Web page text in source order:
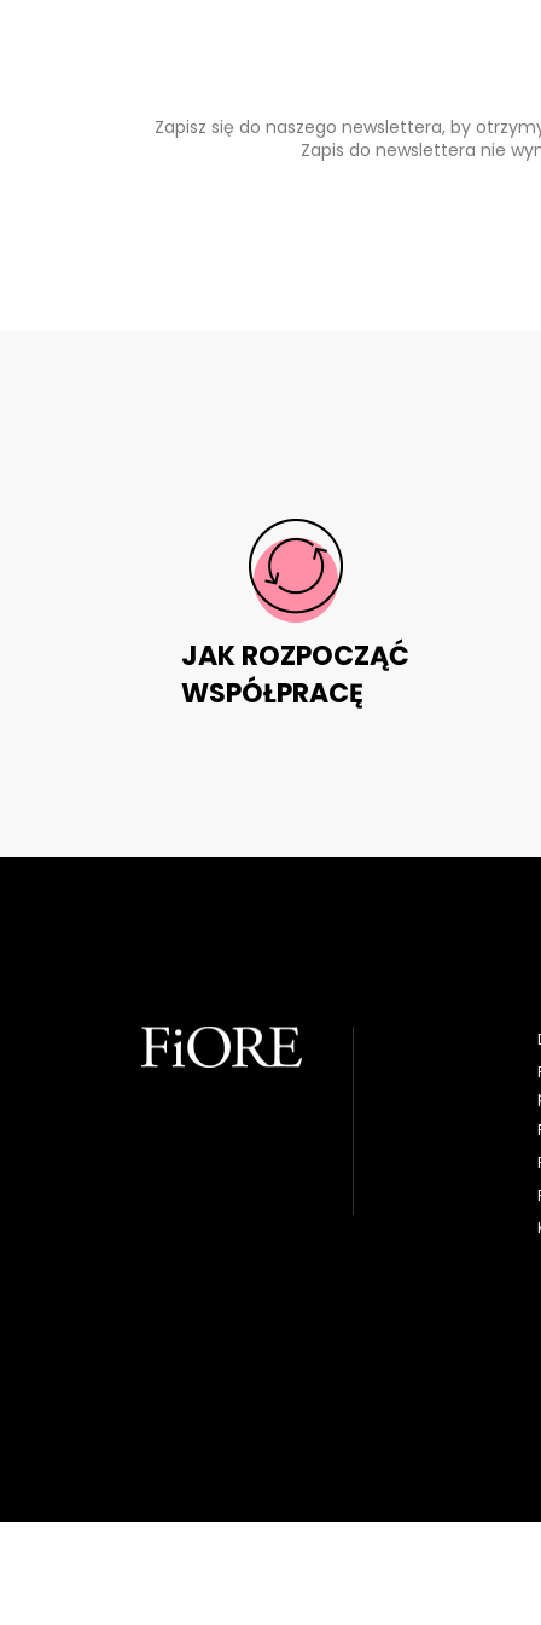
Zapisz się do naszego newslettera, by
Zapis do newslettera nie
JAK ROZPOCZĄĆ
WSPÓŁPRACĘ